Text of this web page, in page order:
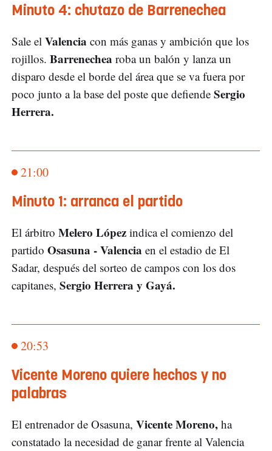
Minuto 4: chutazo de Barrenechea
Sale el Valencia con más ganas y ambición que los
rojillos. Barrenechea roba un balón y lanza un
disparo desde el borde del área que se va fuera por
poco junto a la base del poste que defiende Sergio
Herrera.
21:00
Minuto 1: arranca el partido
El árbitro Melero López indica el comienzo del
partido Osasuna - Valencia en el estadio de El
Sadar, después del sorteo de campos con los dos
capitanes, Sergio Herrera y Gayá.
20:53
Vicente Moreno quiere hechos y no
palabras
El entrenador de Osasuna, Vicente Moreno, ha
constatado la necesidad de ganar frente al Valencia